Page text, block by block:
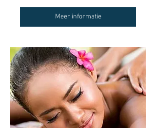
Meer informatie